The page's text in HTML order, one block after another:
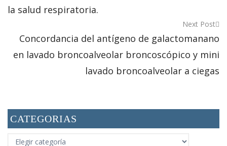
la salud respiratoria.
Next Post
Concordancia del antígeno de galactomanano
en lavado broncoalveolar broncoscópico y mini
lavado broncoalveolar a ciegas
CATEGORIAS
CATEGORIAS